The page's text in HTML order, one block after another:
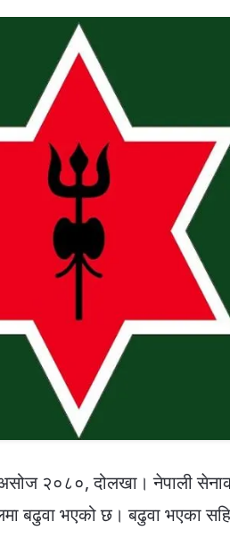
२०८०, दोलखा। नेपाली
बढुवा भएको छ। बढुवा भएका